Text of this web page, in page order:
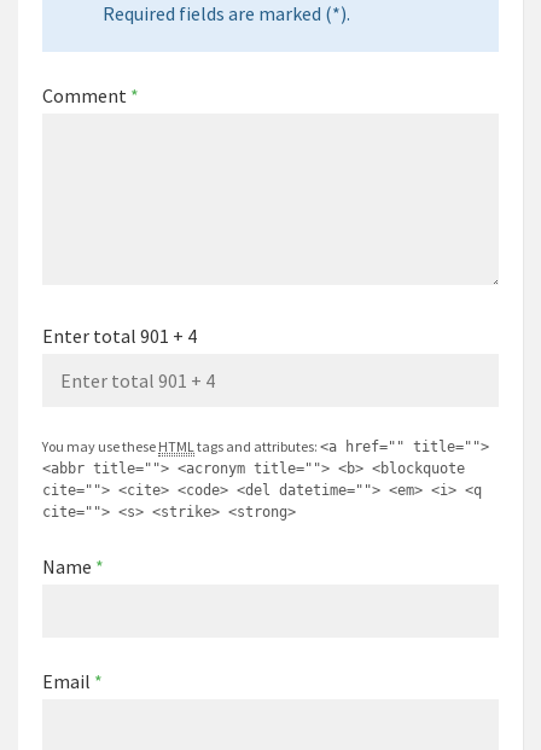
Required fields are marked (*).
Comment *
Enter total 901 + 4
You may use these HTMLtags and attributes: <a href="" title="">
<abbr title=""> <acronym title=""> <b> <blockquote
cite=""> <cite> <code> <del datetime=""> <em> <i> <q
cite=""> <s> <strike> <strong>
Name *
Email *